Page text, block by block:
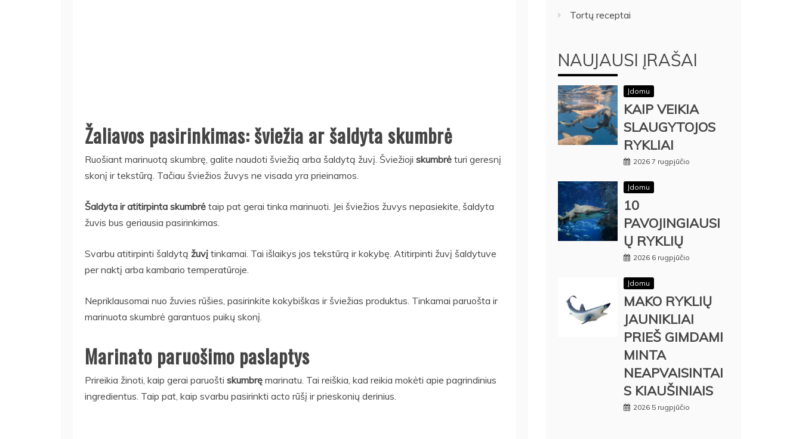
Žaliavos pasirinkimas: šviežia ar šaldyta skumbrė
Ruošiant marinuotą skumbrę, galite naudoti šviežią arba šaldytą žuvį. Šviežioji skumbrė turi geresnį
skonį ir tekstūrą. Tačiau šviežios žuvys ne visada yra prieinamos.
Šaldyta ir atitirpinta skumbrė taip pat gerai tinka marinuoti. Jei šviežios žuvys nepasiekite, šaldyta
žuvis bus geriausia pasirinkimas.
Svarbu atitirpinti šaldytą žuvį tinkamai. Tai išlaikys jos tekstūrą ir kokybę. Atitirpinti žuvį šaldytuve
per naktį arba kambario temperatūroje.
Nepriklausomai nuo žuvies rūšies, pasirinkite kokybiškas ir šviežias produktus. Tinkamai paruošta ir
marinuota skumbrė garantuos puikų skonį.
Marinato paruošimo paslaptys
Prireikia žinoti, kaip gerai paruošti skumbrę marinatu. Tai reiškia, kad reikia mokėti apie pagrindinius
ingredientus. Taip pat, kaip svarbu pasirinkti acto rūšį ir prieskonių derinius.
Tortų receptai
NAUJAUSI ĮRAŠAI
Įdomu
KAIP VEIKIA
SLAUGYTOJOS
RYKLIAI
2026 7 rugpjūčio
Įdomu
10
PAVOJINGIAUSI
Ų RYKLIŲ
2026 6 rugpjūčio
Įdomu
MAKO RYKLIŲ
JAUNIKLIAI
PRIEŠ GIMDAMI
MINTA
NEAPVAISINTAI
S KIAUŠINIAIS
2026 5 rugpjūčio